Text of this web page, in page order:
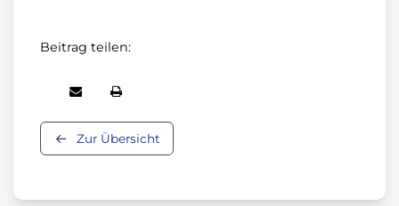
Beitrag teilen:
Zur Übersicht